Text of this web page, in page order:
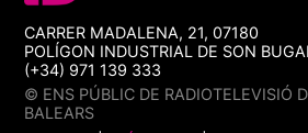
CARRER MADALENA, 21, 07180
POLÍGON INDUSTRIAL DE SON
(+34) 971 139 333
© ENS PÚBLIC DE RADIOTELEVISIÓ
BALEARS